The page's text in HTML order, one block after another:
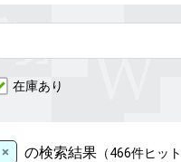
在庫あり
× の検索結果 （466件ヒッ